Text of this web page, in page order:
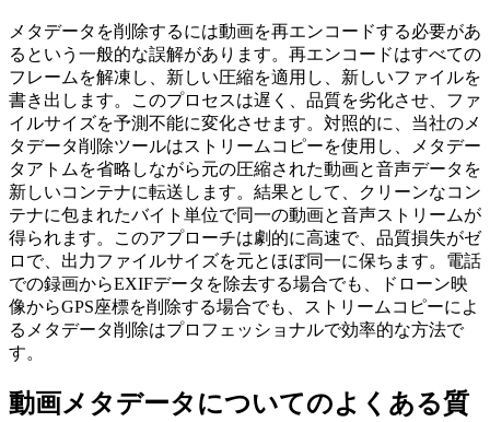
メタデータを削除するには動画を再エンコードする必要があ
るという一般的な誤解があります。再エンコードはすべての
フレームを解凍し、新しい圧縮を適用し、新しいファイルを
書き出します。このプロセスは遅く、品質を劣化させ、ファ
イルサイズを予測不能に変化させます。対照的に、当社のメ
タデータ削除ツールはストリームコピーを使用し、メタデー
タアトムを省略しながら元の圧縮された動画と音声データを
新しいコンテナに転送します。結果として、クリーンなコン
テナに包まれたバイト単位で同一の動画と音声ストリームが
得られます。このアプローチは劇的に高速で、品質損失がゼ
ロで、出力ファイルサイズを元とほぼ同一に保ちます。電話
での録画からEXIFデータを除去する場合でも、ドローン映
像からGPS座標を削除する場合でも、ストリームコピーによ
るメタデータ削除はプロフェッショナルで効率的な方法で
す。
動画メタデータについてのよくある質